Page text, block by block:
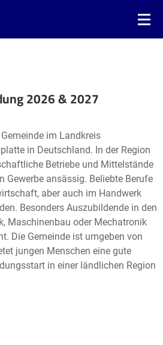
2026 & 2027
Leaflet | © OpenStreetMap2
im Landkreis
in Deutschland. In der Region
Betriebe und Mittelstände
Gewerbe ansässig. Beliebte Berufe
aber auch im Handwerk
Besonders Auszubildende in den
Maschinenbau oder Mechatronik
Die Gemeinde ist umgeben von
jungen Menschen eine gute
in einer ländlichen Region